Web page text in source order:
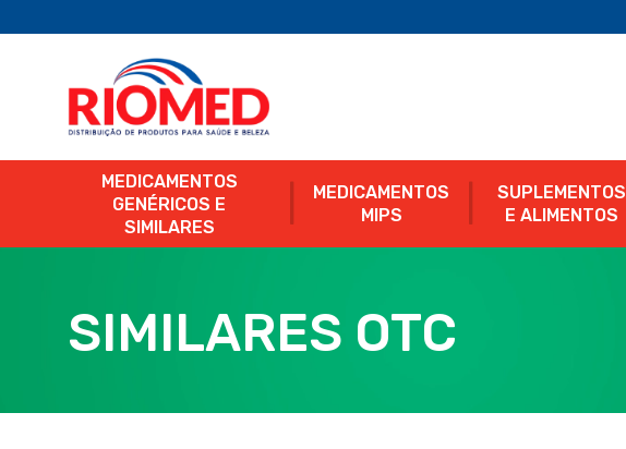
MEDICAMENTOS
GENÉRICOS E
SIMILARES
MEDICAMENTOS
MIPS
SUPLEMENTOS
E ALIMENTOS
SIMILARES OTC